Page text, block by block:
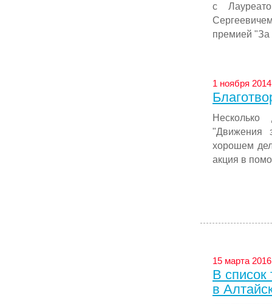
с
премией
1 ноября
Несколько
"Движения
хорошем
акция в
15 марта
В список
в